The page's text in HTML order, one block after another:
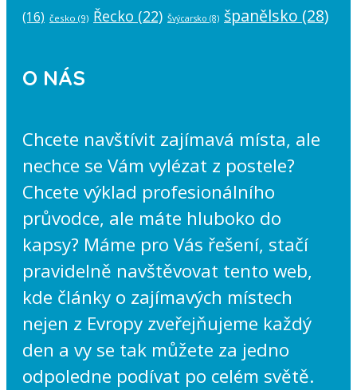
(16) česko (9) Řecko (22) Švýcarsko (8) španělsko (28)
O NÁS
Chcete navštívit zajímavá místa, ale
nechce se Vám vylézat z postele?
Chcete výklad profesionálního
průvodce, ale máte hluboko do
kapsy? Máme pro Vás řešení, stačí
pravidelně navštěvovat tento web,
kde články o zajímavých místech
nejen z Evropy zveřejňujeme každý
den a vy se tak můžete za jedno
odpoledne podívat po celém světě.